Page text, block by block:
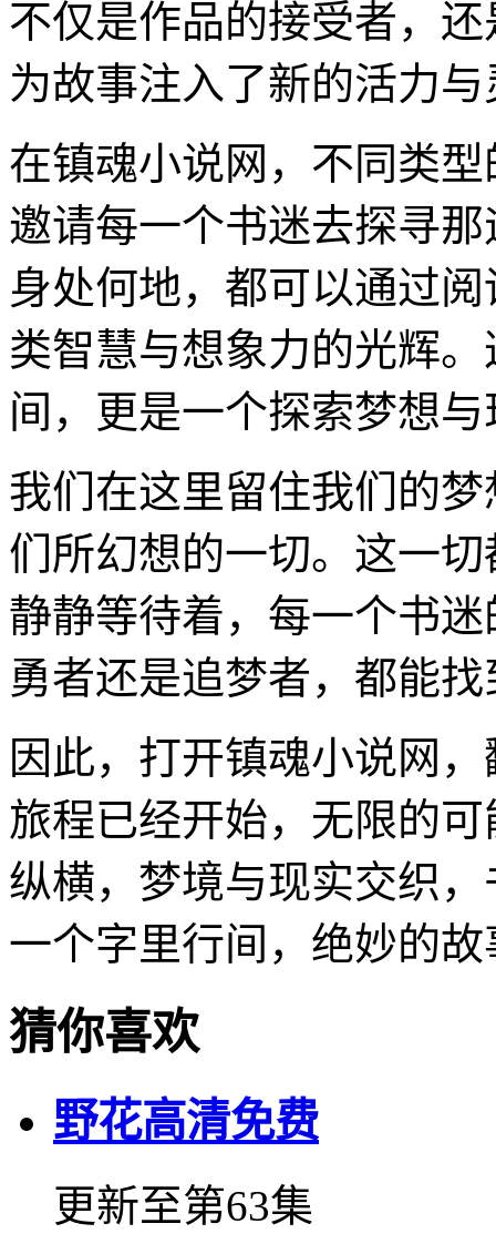
不仅是作品的接受者，
为故事注入了新的活力
在镇魂小说网，不同类
邀请每一个书迷去探寻
身处何地，都可以通过
类智慧与想象力的光辉
间，更是一个探索梦想
我们在这里留住我们的
们所幻想的一切。这一
静静等待着，每一个书
勇者还是追梦者，都能
因此，打开镇魂小说网
旅程已经开始，无限的
纵横，梦境与现实交织
一个字里行间，绝妙的
猜你喜欢
野花高清免费
更新至第63集